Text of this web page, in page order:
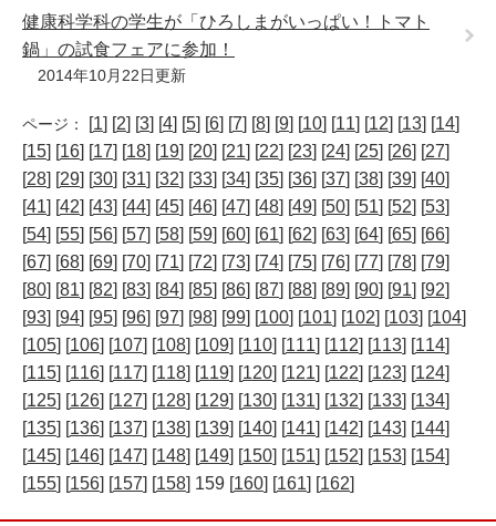
健康科学科の学生が「ひろしまがいっぱい！トマト
鍋」の試食フェアに参加！
2014年10月22日更新
ページ： [1] [2] [3] [4] [5] [6] [7] [8] [9] [10] [11] [12] [13] [14]
[15] [16] [17] [18] [19] [20] [21] [22] [23] [24] [25] [26] [27]
[28] [29] [30] [31] [32] [33] [34] [35] [36] [37] [38] [39] [40]
[41] [42] [43] [44] [45] [46] [47] [48] [49] [50] [51] [52] [53]
[54] [55] [56] [57] [58] [59] [60] [61] [62] [63] [64] [65] [66]
[67] [68] [69] [70] [71] [72] [73] [74] [75] [76] [77] [78] [79]
[80] [81] [82] [83] [84] [85] [86] [87] [88] [89] [90] [91] [92]
[93] [94] [95] [96] [97] [98] [99] [100] [101] [102] [103] [104]
[105] [106] [107] [108] [109] [110] [111] [112] [113] [114]
[115] [116] [117] [118] [119] [120] [121] [122] [123] [124]
[125] [126] [127] [128] [129] [130] [131] [132] [133] [134]
[135] [136] [137] [138] [139] [140] [141] [142] [143] [144]
[145] [146] [147] [148] [149] [150] [151] [152] [153] [154]
[155] [156] [157] [158] 159 [160] [161] [162]